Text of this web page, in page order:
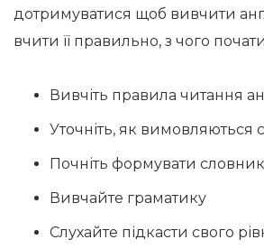
дотримуватися щоб вивчити
вчити її правильно, з чого
Вивчіть правила читання
Уточніть, як вимовляються
Почніть формувати
Вивчайте граматику
Слухайте підкасти свого